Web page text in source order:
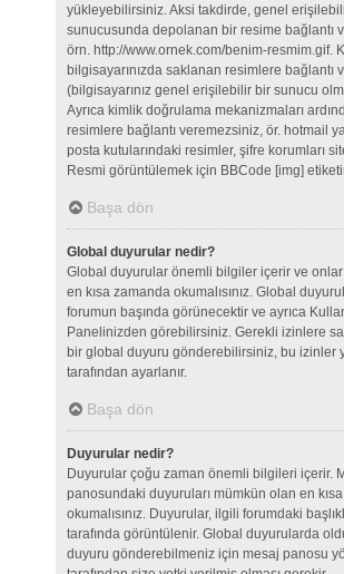
yükleyebilirsiniz. Aksi takdirde, genel
sunucusunda depolanan bir resime bağlantı
örn. http://www.ornek.com/benim-resmim.gif.
bilgisayarınızda saklanan resimlere bağlantı
(bilgisayarınız genel erişilebilir bir sunucu
Ayrıca kimlik doğrulama mekanizmaları
resimlere bağlantı veremezsiniz, ör. hotmail
posta kutularındaki resimler, şifre korumları
Resmi görüntülemek için BBCode [img]
Başa dön
Global duyurular nedir?
Global duyurular önemli bilgiler içerir ve
en kısa zamanda okumalısınız. Global
forumun başında görünecektir ve ayrıca
Panelinizden görebilirsiniz. Gerekli izinlere
bir global duyuru gönderebilirsiniz, bu izinler
tarafından ayarlanır.
Başa dön
Duyurular nedir?
Duyurular çoğu zaman önemli bilgileri içerir.
panosundaki duyuruları mümkün olan en
okumalısınız. Duyurular, ilgili forumdaki
tarafında görüntülenir. Global duyurularda
duyuru gönderebilmeniz için mesaj panosu